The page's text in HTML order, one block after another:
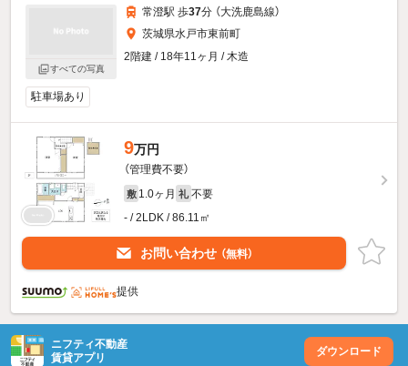
すべての写真
常澄駅 歩37分 （大洗鹿島線）
茨城県水戸市東前町
2階建 / 18年11ヶ月 / 木造
駐車場あり
9万円
（管理費不要）
敷 1.0ヶ月 礼 不要
- / 2LDK / 86.11㎡
お問い合わせ （無料）
提供
ニフティ不動産
賃貸アプリ
ダウンロード